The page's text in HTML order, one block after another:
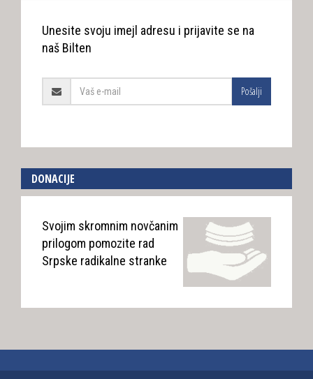
Unesite svoju imejl adresu i prijavite se na
naš Bilten
Pošalji
DONACIJE
Svojim skromnim novčanim
prilogom pomozite rad
Srpske radikalne stranke